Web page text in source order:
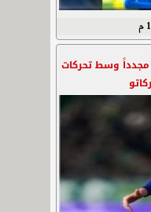
مجدداً وسط تحركات